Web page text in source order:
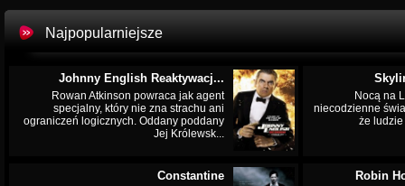
Najpopularniejsze
Johnny English Reaktywacj...
Rowan Atkinson powraca jak agent
specjalny, który nie zna strachu ani
ograniczeń logicznych. Oddany poddany
Jej Królewsk...
Nocą na
niecodzienne
że
Constantine Robin